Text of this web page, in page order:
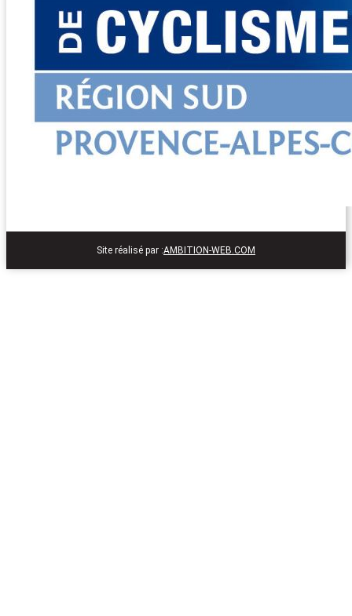
Site réalisé par :AMBITION-WEB.COM